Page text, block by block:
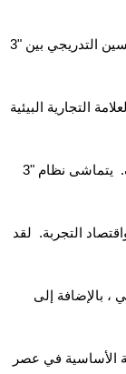
التدريجي بين "3
التجارية البيئية
يتماشى نظام "3
التجربة. لقد
، بالإضافة إلى
الأساسية في عصر